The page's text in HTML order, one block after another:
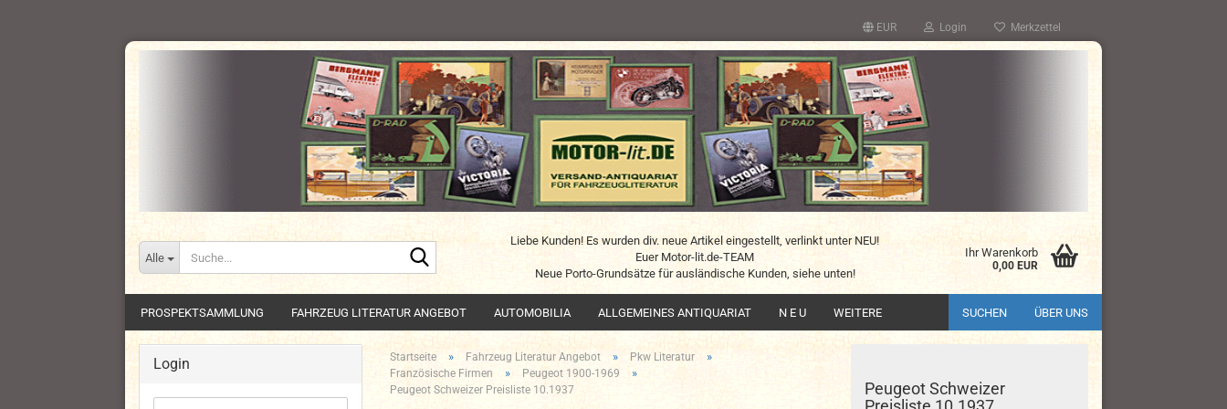
EUR Login Merkzettel
Alle
Liebe Kunden! Es wurden div. neue Artikel eingestellt, verlinkt unter NEU!
Euer Motor-lit.de-TEAM
Neue Porto-Grundsätze für ausländische Kunden, siehe unten!
Ihr Warenkorb
0,00 EUR
PROSPEKTSAMMLUNG FAHRZEUG LITERATUR ANGEBOT AUTOMOBILIA ALLGEMEINES ANTIQUARIAT N E U SUCHEN ÜBER UNS
WEITERE
Startseite » Fahrzeug Literatur Angebot » Pkw Literatur »
Französische Firmen » Peugeot 1900-1969 »
Peugeot Schweizer Preisliste 10.1937
Peugeot Schweizer
Login